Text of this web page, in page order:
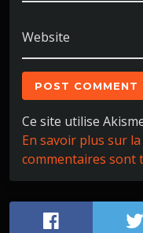
Website
Ce site utilise
En savoir plus sur
commentaires sont